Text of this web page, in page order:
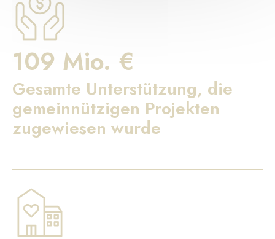
109 Mio. €
Gesamte Unterstützung, die
gemeinnützigen Projekten
zugewiesen wurde